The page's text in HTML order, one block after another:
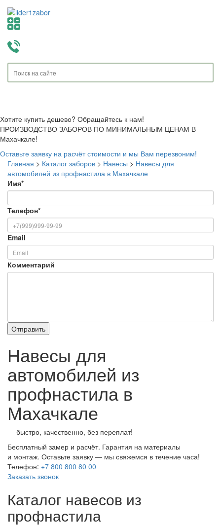
Хотите купить дешево? Обращайтесь к нам!
ПРОИЗВОДСТВО ЗАБОРОВ ПО МИНИМАЛЬНЫМ ЦЕНАМ В
Махачкале!
Оставьте заявку на расчёт стоимости и мы Вам перезвоним!
Главная > Каталог заборов > Навесы > Навесы для
автомобилей из профнастила в Махачкале
Имя*
Телефон*
Email
Комментарий
Навесы для
автомобилей из
профнастила в
Махачкале
— быстро, качественно, без переплат!
Бесплатный замер и расчёт. Гарантия на материалы
и монтаж. Оставьте заявку — мы свяжемся в течение часа!
Телефон: +7 800 800 80 00
Заказать звонок
Каталог навесов из
профнастила